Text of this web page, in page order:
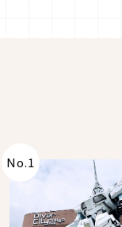
No.1